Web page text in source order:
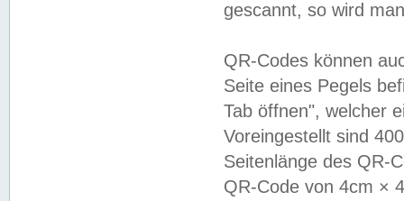
gescannt, so wird
QR-Codes können
Seite eines Pegels
Tab öffnen", welcher
Voreingestellt sind
Seitenlänge des QR-
QR-Code von 4cm ×